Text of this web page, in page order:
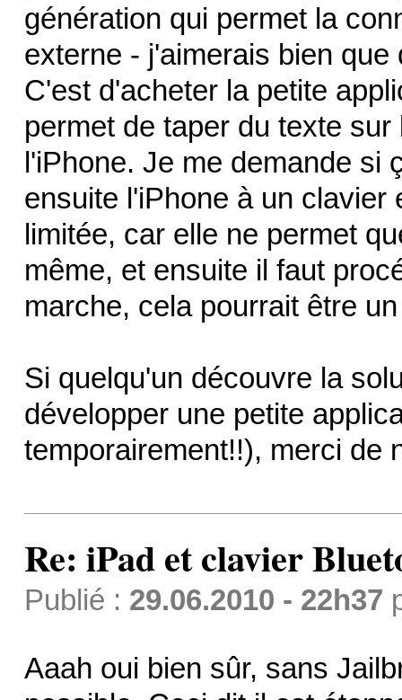
génération qui permet la
externe - j'aimerais bien
C'est d'acheter la petite
permet de taper du texte
l'iPhone. Je me demande si
ensuite l'iPhone à un
limitée, car elle ne permet
même, et ensuite il faut
marche, cela pourrait être
Si quelqu'un découvre la
développer une petite
temporairement!!), merci de
Re: iPad et clavier
Publié : 29.06.2010 - 22h37
Aaah oui bien sûr, sans